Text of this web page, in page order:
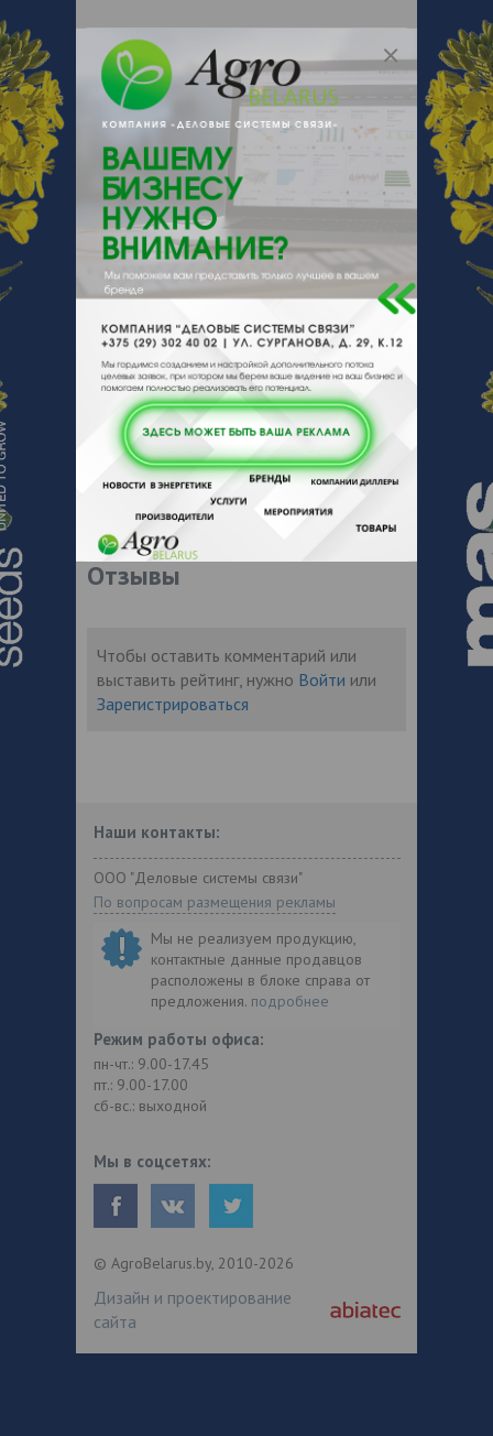
Беларусь, Минская обл., Минск, ул.
Машиностроителей, 29, пом. 17
О нас Отзывы
О компании
«Гутер Кауф» – лидер среди интернет-
магазинов по продаже станков и
электроинструмента в Беларуси. Товарный
ассортимент магазина превышает 3.000
наименований различной продукции:
деревообрабатывающие станки, станки по
металлу, электроинструмент, сварочное
оборудование, садовая техника, тепловое
оборудование, бензиновый инструмент,
строительная техника, насосное
оборудование, ручной инструмент, а
также оснастка и расходные материалы.
Отзывы
Чтобы оставить комментарий или
выставить рейтинг, нужно Войти или
Зарегистрироваться
Наши контакты:
ООО "Деловые системы связи"
По вопросам размещения рекламы
Мы не реализуем продукцию,
контактные данные продавцов
расположены в блоке справа от
предложения. подробнее
Режим работы офиса:
пн-чт.: 9.00-17.45
пт.: 9.00-17.00
сб-вс.: выходной
Мы в соцсетях:
© AgroBelarus.by, 2010-2026
Дизайн и проектирование
сайта